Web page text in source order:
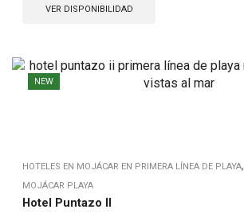
VER DISPONIBILIDAD
NEW
HOTELES EN MOJÁCAR EN PRIMERA LÍNEA DE PLAYA,
MOJÁCAR PLAYA
Hotel Puntazo II